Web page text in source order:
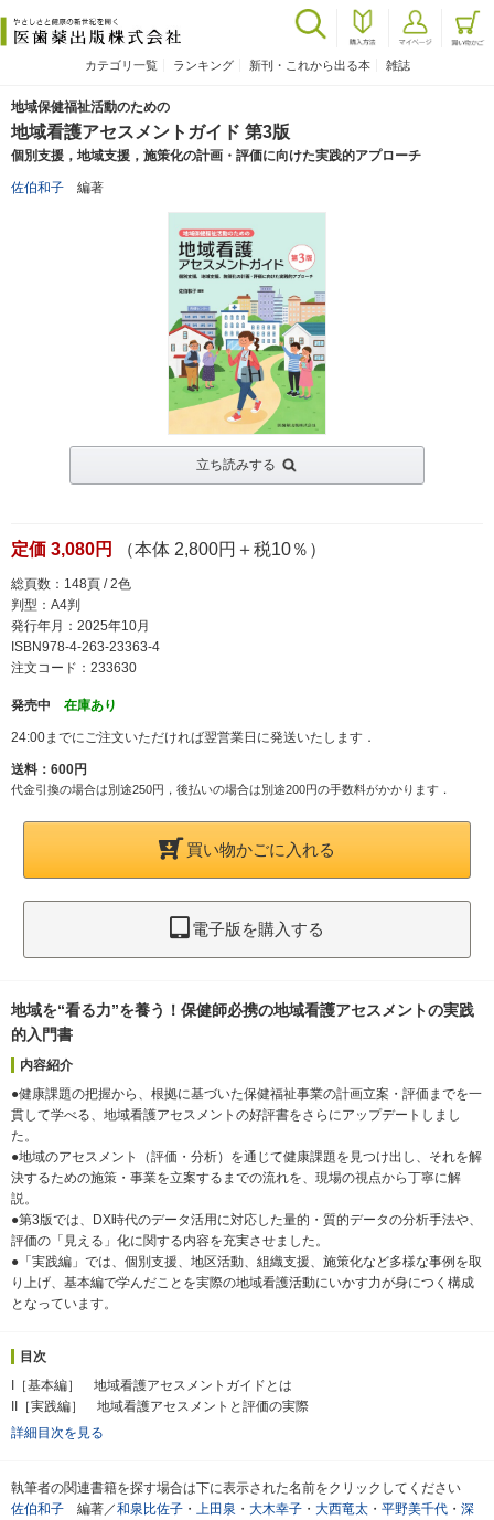
カテゴリ一覧 ランキング 新刊・これから出る本 雑誌
地域保健福祉活動のための
地域看護アセスメントガイド 第3版
個別支援，地域支援，施策化の計画・評価に向けた実践的アプローチ
佐伯和子 編著
立ち読みする
定価 3,080円 （本体 2,800円＋税10％）
総頁数：148頁 / 2色
判型：A4判
発行年月：2025年10月
ISBN978-4-263-23363-4
注文コード：233630
発売中 在庫あり
24:00までにご注文いただければ翌営業日に発送いたします．
送料：600円
代金引換の場合は別途250円，後払いの場合は別途200円の手数料がかかります．
買い物かごに入れる
電子版を購入する
地域を“看る力”を養う！保健師必携の地域看護アセスメントの実践
的入門書
内容紹介
●健康課題の把握から、根拠に基づいた保健福祉事業の計画立案・評価までを一
貫して学べる、地域看護アセスメントの好評書をさらにアップデートしまし
た。
●地域のアセスメント（評価・分析）を通じて健康課題を見つけ出し、それを解
決するための施策・事業を立案するまでの流れを、現場の視点から丁寧に解
説。
●第3版では、DX時代のデータ活用に対応した量的・質的データの分析手法や、
評価の「見える」化に関する内容を充実させました。
●「実践編」では、個別支援、地区活動、組織支援、施策化など多様な事例を取
り上げ、基本編で学んだことを実際の地域看護活動にいかす力が身につく構成
となっています。
目次
I［基本編］ 地域看護アセスメントガイドとは
II［実践編］ 地域看護アセスメントと評価の実際
詳細目次を見る
執筆者の関連書籍を探す場合は下に表示された名前をクリックしてください
佐伯和子 編著／和泉比佐子 ・ 上田泉 ・ 大木幸子 ・ 大西竜太 ・ 平野美千代 ・ 深